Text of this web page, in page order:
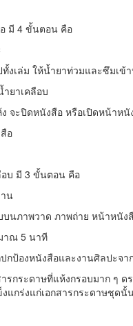
มี 4 ขั้นตอน คือ
งเล่ม ให้น้ำยาท่วมและซึมเข้
ยาเคลือบ
จะปิดหนังสือ หรือเปิดหน้าห
อ
บ มี 3 ขั้นตอน คือ
น
นภาพวาด ภาพถ่าย หน้าหนัง
าณ 5 นาที
ปกป้องหนังสือและงานศิลปะ
รกระดาษที่แห้งกรอบมาก ๆ
แกร่งแก่เอกสารกระดาษชุดนั้